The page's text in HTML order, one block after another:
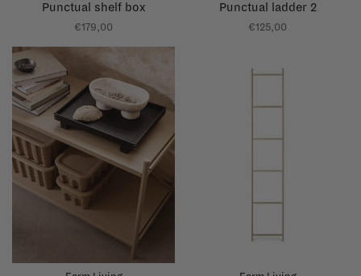
Punctual shelf box
€179,00
Punctual ladder 2
€125,00